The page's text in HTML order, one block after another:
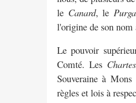
le Canard, le
l'origine de son nom
Le pouvoir
Comté.Les
Souveraine à Mons
règles et lois à